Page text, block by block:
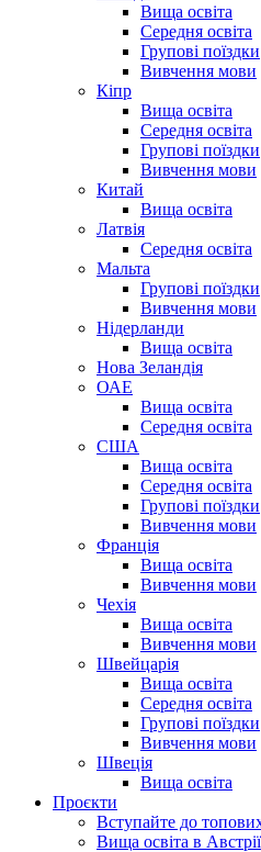
Вища освіта
Середня освіта
Групові поїздки
Вивчення мови
Кіпр
Вища освіта
Середня освіта
Групові поїздки
Вивчення мови
Китай
Вища освіта
Латвія
Середня освіта
Мальта
Групові поїздки
Вивчення мови
Нідерланди
Вища освіта
Нова Зеландія
ОАЕ
Вища освіта
Середня освіта
США
Вища освіта
Середня освіта
Групові поїздки
Вивчення мови
Франція
Вища освіта
Вивчення мови
Чехія
Вища освіта
Вивчення мови
Швейцарія
Вища освіта
Середня освіта
Групові поїздки
Вивчення мови
Швеція
Вища освіта
Проєкти
Вступайте до
Вища освіта в Австрії